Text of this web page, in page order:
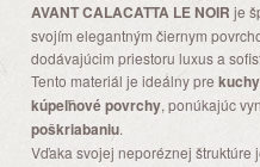
AVANT CALACATTA LE NOIR je
svojím elegantným čiernym
dodávajúcim priestoru luxus a
Tento materiál je ideálny pre
kúpeľňové povrchy, ponúkajúc
poškriabaniu.
Vďaka svojej neporéznej štruktúre